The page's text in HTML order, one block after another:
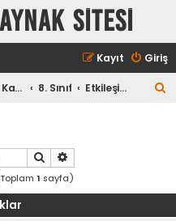
SİTESİ
Giriş
Kayıt
Ders Kaynakları 8. Sınıf Etkileşimli Testler
Ara
1 sayfa)